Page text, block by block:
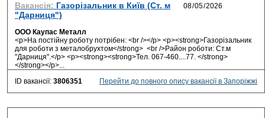
Вакансія: Газорізальник в Київ (Ст. м
"Дарниця")
ООО Каупас Металл
<p>На постійну роботу потрібен: <br /></p> <p><strong>Газорізальник
для роботи з металобрухтом</strong> <br />Район роботи: Ст.м
"Дарниця".</p> <p><strong><strong>Тел. 067-460....77. </strong>
</strong></p>...
ID вакансії: 3806351 Перейти до повного опису вакансії в Запоріжжі